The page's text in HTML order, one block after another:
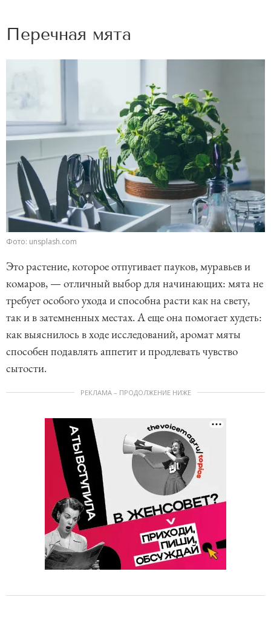
Перечная мята
Фото: unsplash.com
Это растение, которое отпугивает пауков, муравьев и
комаров, — отличный выбор для начинающих: мята не
требует особого ухода и способна расти как на свету,
так и в затемненных местах. А еще она помогает худеть:
как выяснилось в ходе исследований, аромат мяты
способен подавлять аппетит и продлевать чувство
сытости.
РЕКЛАМА – ПРОДОЛЖЕНИЕ НИЖЕ